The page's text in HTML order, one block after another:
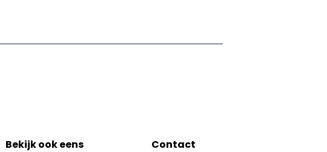
Bekijk ook eens Contact